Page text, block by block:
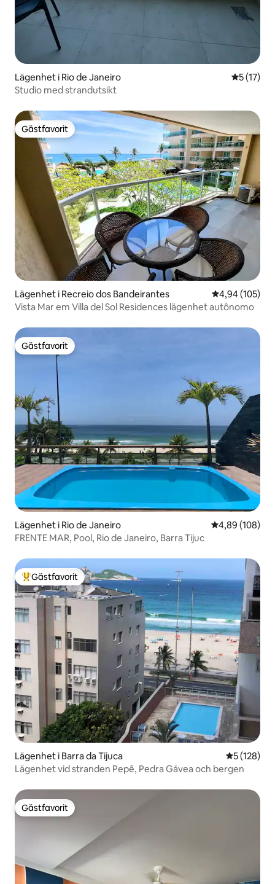
Lägenhet i Rio de Janeiro 5 av 5 i
5 (17)
Studio med strandutsikt
Gästfavorit
Gästfavorit
Lägenhet i Recreio dos Bandeirantes 4,94 av 5 i
4,94 (105)
Vista Mar em Villa del Sol Residences lägenhet autônomo
Gästfavorit
Gästfavorit
Lägenhet i Rio de Janeiro 4,89 av 5 i
4,89 (108)
FRENTE MAR, Pool, Rio de Janeiro, Barra Tijuc
Populär gästfavorit
Gästfavorit
Lägenhet i Barra da Tijuca 5 av 5 i
5 (128)
Lägenhet vid stranden Pepê, Pedra Gávea och bergen
Gästfavorit
Gästfavorit